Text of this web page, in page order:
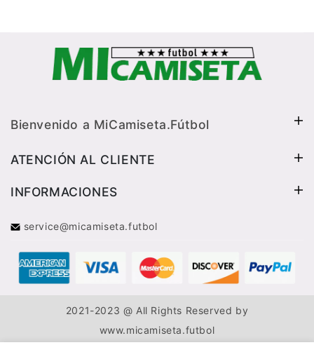
Bienvenido a MiCamiseta.Fútbol
ATENCIÓN AL CLIENTE
INFORMACIONES
service@micamiseta.futbol
2021-2023 @ All Rights Reserved by
www.micamiseta.futbol